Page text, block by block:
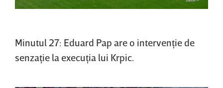
Minutul 27: Eduard Pap are o intervenţie de
senzaţie la execuţia lui Krpic.